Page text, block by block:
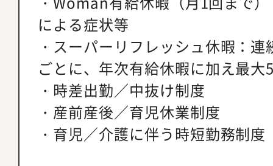
による症状等
・スーパーリフレッシュ休暇：
ごとに、年次有給休暇に加え最
・時差出勤／中抜け制度
・産前産後／育児休業制度
・育児／介護に伴う時短勤務制度